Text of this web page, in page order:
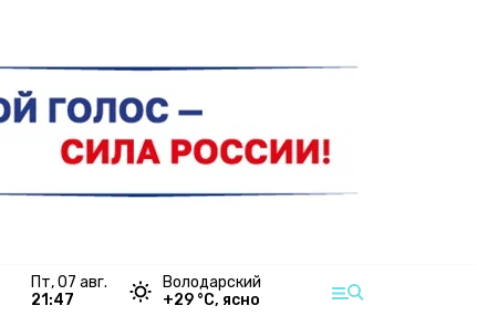
пт, 07 авг.
21:47
Володарский
+29 °С, ясно